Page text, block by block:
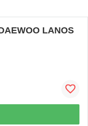
LANOS